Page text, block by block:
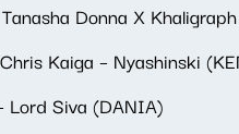
Donna X
Kaiga – Nyashinski
Lord Siva (DANIA)